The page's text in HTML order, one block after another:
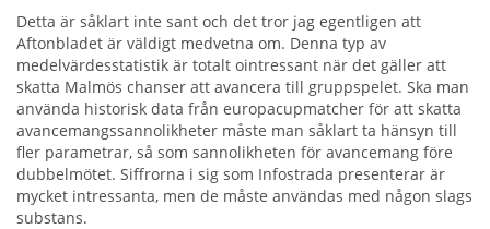
Detta är såklart inte sant och det tror jag egentligen att
Aftonbladet är väldigt medvetna om. Denna typ av
medelvärdesstatistik är totalt ointressant när det gäller att
skatta Malmös chanser att avancera till gruppspelet. Ska man
använda historisk data från europacupmatcher för att skatta
avancemangssannolikheter måste man såklart ta hänsyn till
fler parametrar, så som sannolikheten för avancemang före
dubbelmötet. Siffrorna i sig som Infostrada presenterar är
mycket intressanta, men de måste användas med någon slags
substans.